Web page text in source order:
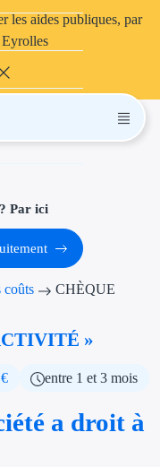
les aides publiques, par
Projets finançables
Aides à
Aides
Thématiques
Financement
Transition
Économies
Par ici
coûts
CHÈQUE
»
entre 1 et 3 mois
a droit à